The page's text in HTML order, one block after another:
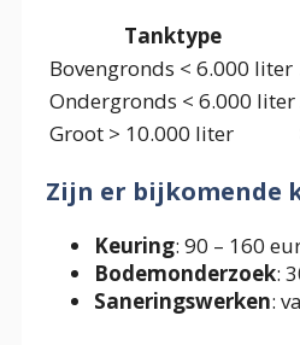
Tanktype
Bovengronds < 6.000 liter
Ondergronds < 6.000 liter
Groot > 10.000 liter
Zijn er bijkomende
Keuring: 90 – 160
Bodemonderzoek:
Saneringswerken: